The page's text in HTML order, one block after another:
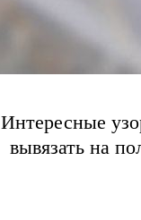
Интересные
вывязать на